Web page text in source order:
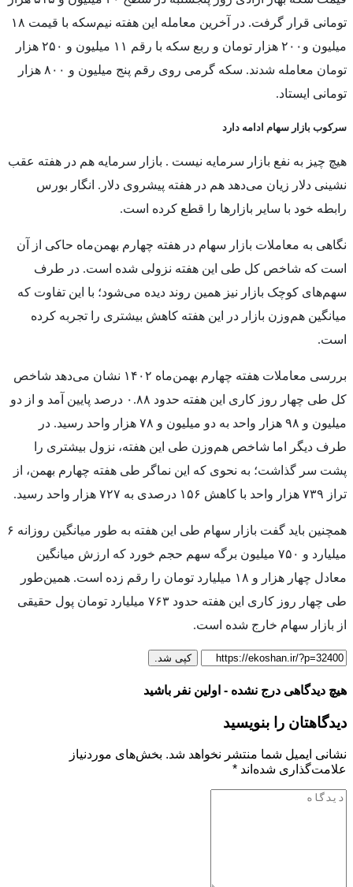
تومانی قرار گرفت. در آخرین معامله این هفته نیم‌سکه با قیمت ۱۸
میلیون و۲۰۰ هزار تومان و ربع سکه با رقم ۱۱ میلیون و ۲۵۰ هزار
تومان معامله شدند. سکه گرمی روی رقم پنج میلیون و ۸۰۰ هزار
تومانی ایستاد.
سرکوب بازار سهام ادامه دارد
هیچ چیز به نفع بازار سرمایه نیست . بازار سرمایه هم در هفته عقب
نشینی دلار زیان می‌دهد هم در هفته پیشروی دلار. انگار بورس
رابطه خود با سایر بازارها را قطع کرده است.
نگاهی به معاملات بازار سهام در هفته چهارم بهمن‌ماه حاکی از آن
است که شاخص‌ کل طی این هفته نزولی شده‌ است. در طرف
سهم‌های کوچک بازار نیز همین روند دیده می‌شود؛ با این تفاوت که
میانگین هم‌وزن بازار در این هفته کاهش بیشتری را تجربه کرده
است.
بررسی معاملات هفته چهارم بهمن‌ماه ۱۴۰۲ نشان می‌دهد شاخص
کل طی چهار روز کاری این هفته حدود ۰.۸۸ درصد پایین آمد و از دو
میلیون و ۹۸ هزار واحد به دو میلیون و ۷۸ هزار واحد رسید. در
طرف دیگر اما شاخص هم‌وزن طی این هفته، نزول بیشتری را
پشت سر گذاشت؛ به نحوی که این نماگر طی هفته چهارم بهمن، از
تراز ۷۳۹ هزار واحد با کاهش ۱۵۶ درصدی به ۷۲۷ هزار واحد رسید.
همچنین باید گفت بازار سهام طی این هفته به طور میانگین روزانه ۶
میلیارد و ۷۵۰ میلیون برگه سهم حجم خورد که ارزش میانگین
معادل چهار هزار و ۱۸ میلیارد تومان را رقم زده است. همین‌طور
طی چهار روز کاری این هفته حدود ۷۶۳ میلیارد تومان پول حقیقی
از بازار سهام خارج شده است.
کپی شد.
هیچ دیدگاهی درج نشده - اولین نفر باشید
دیدگاهتان را بنویسید
نشانی ایمیل شما منتشر نخواهد شد. بخش‌های موردنیاز
علامت‌گذاری شده‌اند *